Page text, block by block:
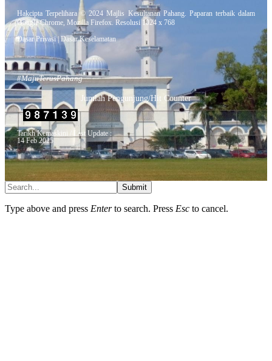
Hakcipta Terpelihara © 2024 Majlis Kesultanan Pahang. Paparan terbaik dalam
Google Chrome, Mozilla Firefox. Resolusi 1024 x 768
Dasar Privasi|Dasar Keselamatan
#MajuTerusPahang
Jumlah Pengunjung/Hit Counter
Tarikh Kemaskini / Last Update :
14 Feb 2025
Submit
Type above and press Enterto search. Press Esc to cancel.